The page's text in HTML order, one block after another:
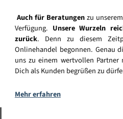
Auch für Beratungenzu
Verfügung. Unsere Wurzeln
zurück. Denn zu diesem
Onlinehandel begonnen. Genau
uns zu einem wertvollen Partner
Dich als Kunden begrüßen zu
Mehr erfahren